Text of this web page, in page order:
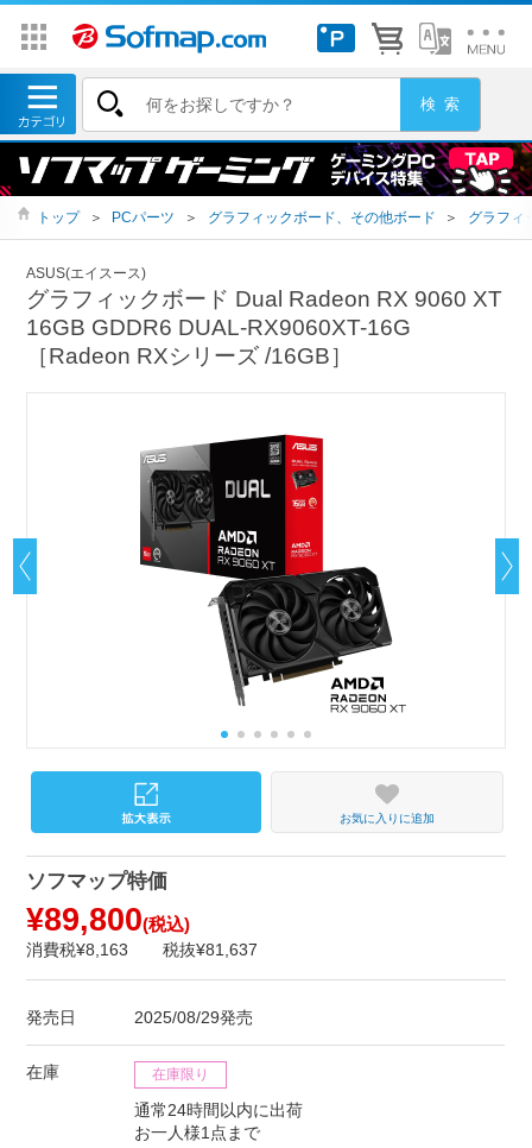
トップ ＞ PCパーツ ＞ グラフィックボード、その他ボード ＞ グラフィ
ASUS(エイスース)
グラフィックボード Dual Radeon RX 9060 XT
16GB GDDR6 DUAL-RX9060XT-16G
［Radeon RXシリーズ /16GB］
お気に入りに追加
ソフマップ特価
¥89,800(税込)
消費税¥8,163 税抜¥81,637
発売日 2025/08/29発売
在庫 在庫限り
通常24時間以内に出荷
お一人様1点まで